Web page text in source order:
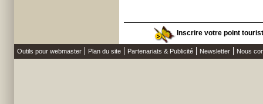
Inscrire votre point
Outils pour webmaster Plan du site Partenariats & Publicité Newsletter Nous